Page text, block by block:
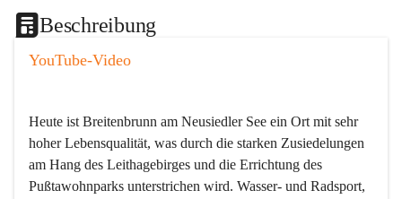
Beschreibung
YouTube-Video
Heute ist Breitenbrunn am Neusiedler See ein Ort mit sehr
hoher Lebensqualität, was durch die starken Zusiedelungen
am Hang des Leithagebirges und die Errichtung des
Pußtawohnparks unterstrichen wird. Wasser- und Radsport,